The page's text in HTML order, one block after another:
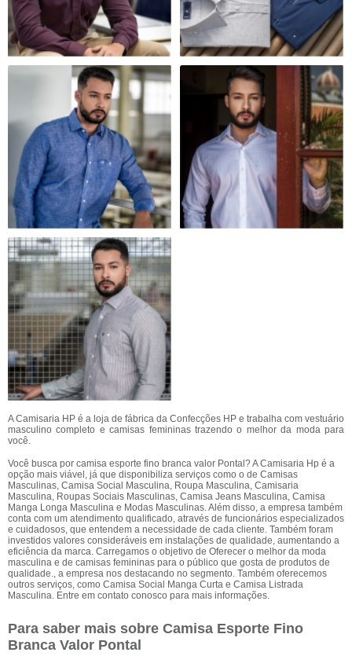
A Camisaria HP é a loja de fábrica da Confecções HP e trabalha com vestuário
masculino completo e camisas femininas trazendo o melhor da moda para
você.
Você busca por camisa esporte fino branca valor Pontal? A Camisaria Hp é a
opção mais viável, já que disponibiliza serviços como o de Camisas
Masculinas, Camisa Social Masculina, Roupa Masculina, Camisaria
Masculina, Roupas Sociais Masculinas, Camisa Jeans Masculina, Camisa
Manga Longa Masculina e Modas Masculinas. Além disso, a empresa também
conta com um atendimento qualificado, através de funcionários especializados
e cuidadosos, que entendem a necessidade de cada cliente. Também foram
investidos valores consideráveis em instalações de qualidade, aumentando a
eficiência da marca. Carregamos o objetivo de Oferecer o melhor da moda
masculina e de camisas femininas para o público que gosta de produtos de
qualidade., a empresa nos destacando no segmento. Também oferecemos
outros serviços, como Camisa Social Manga Curta e Camisa Listrada
Masculina. Entre em contato conosco para mais informações.
Para saber mais sobre Camisa Esporte Fino
Branca Valor Pontal